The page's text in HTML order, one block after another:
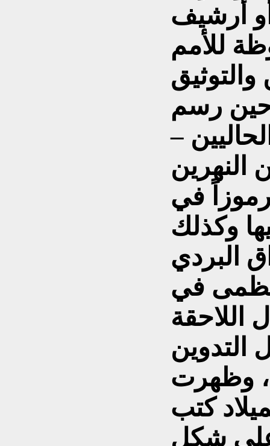
أرشيف
حين رسم
–
في
وكذلك
البردي
في
اللاحقة
وظهرت
كتب
على شكل